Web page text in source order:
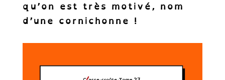
qu’on est très motivé, nom
d’une cornichonne !